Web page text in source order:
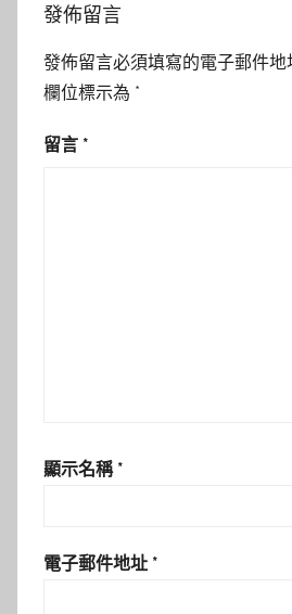
發佈留言
發佈留言必須填寫的電子郵件地
欄位標示為 *
留言 *
顯示名稱 *
電子郵件地址 *